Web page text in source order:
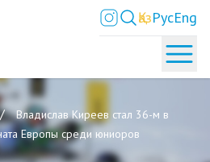
ҚазРусEng
Владислав Киреев стал 36-м в
Европы среди юниоров